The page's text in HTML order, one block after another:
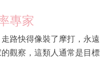
專家
路快得像裝了摩打，永遠
觀察，這類人通常是目標